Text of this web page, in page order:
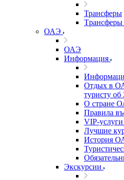
Трансферы
ОАЭ
ОАЭ
Информация
Отдых в
туристу
О стране
Правила
VIP-
Лучшие
История
Экскурсии